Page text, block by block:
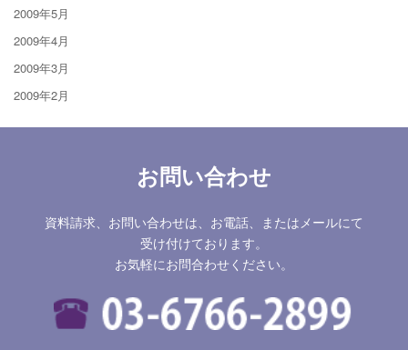
2009年5月
2009年4月
2009年3月
2009年2月
お問い合わせ
資料請求、お問い合わせは、お電話、またはメールにて
受け付けております。
お気軽にお問合わせください。